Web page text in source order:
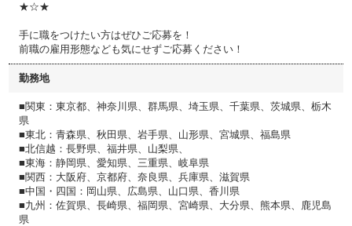
★☆★
手に職をつけたい方はぜひご応募を！
前職の雇用形態なども気にせずご応募ください！
勤務地
■関東：東京都、神奈川県、群馬県、埼玉県、千葉県、茨城県、栃木
県
■東北：青森県、秋田県、岩手県、山形県、宮城県、福島県
■北信越：長野県、福井県、山梨県、
■東海：静岡県、愛知県、三重県、岐阜県
■関西：大阪府、京都府、奈良県、兵庫県、滋賀県
■中国・四国：岡山県、広島県、山口県、香川県
■九州：佐賀県、長崎県、福岡県、宮崎県、大分県、熊本県、鹿児島
県